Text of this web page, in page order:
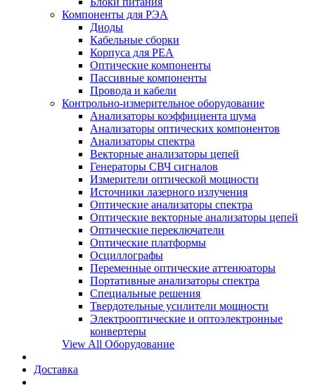
Компоненты для РЭА
Диоды
Кабельные сборки
Корпуса для РЕА
Оптические компоненты
Пассивные компоненты
Провода и кабели
Контрольно-измерительное оборудование
Анализаторы коэффициента шума
Анализаторы оптических компонентов
Анализаторы спектра
Векторные анализаторы цепей
Генераторы СВЧ сигналов
Измерители оптической мощности
Источники лазерного излучения
Оптические анализаторы спектра
Оптические векторные анализаторы цепей
Оптические переключатели
Оптические платформы
Осциллографы
Переменные оптические аттенюаторы
Портативные анализаторы спектра
Специальные решения
Твердотельные усилители мощности
Электрооптические и оптоэлектронные
конвертеры
View All Оборудование
Доставка